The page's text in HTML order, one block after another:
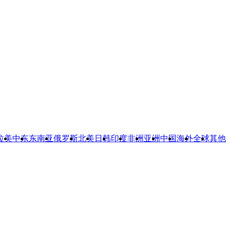
美中东东南亚俄罗斯北美 日韩印度非洲 亚洲中国海外全球其他